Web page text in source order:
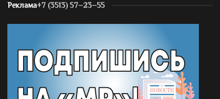
Реклама+7 (3513) 57–23–55